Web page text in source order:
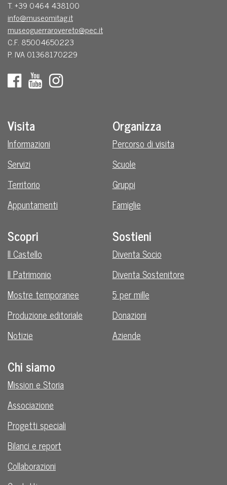
T. +39 0464 438100
info@museomitag.it
museoguerrarovereto@pec.it
C.F. 85004650223
P. IVA 01368170229
Visita
Informazioni
Servizi
Territorio
Appuntamenti
Organizza
Percorso di visita
Scuole
Gruppi
Famiglie
Scopri
Il Castello
Il Patrimonio
Mostre temporanee
Produzione editoriale
Notizie
Sostieni
Diventa Socio
Diventa Sostenitore
5 per mille
Donazioni
Aziende
Chi siamo
Mission e Storia
Associazione
Progetti speciali
Bilanci e report
Collaborazioni